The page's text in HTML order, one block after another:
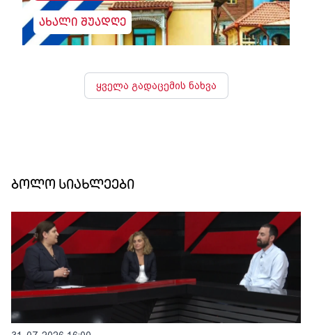
ახალი შუადღე
ყველა გადაცემის ნახვა
ბოლო სიახლეები